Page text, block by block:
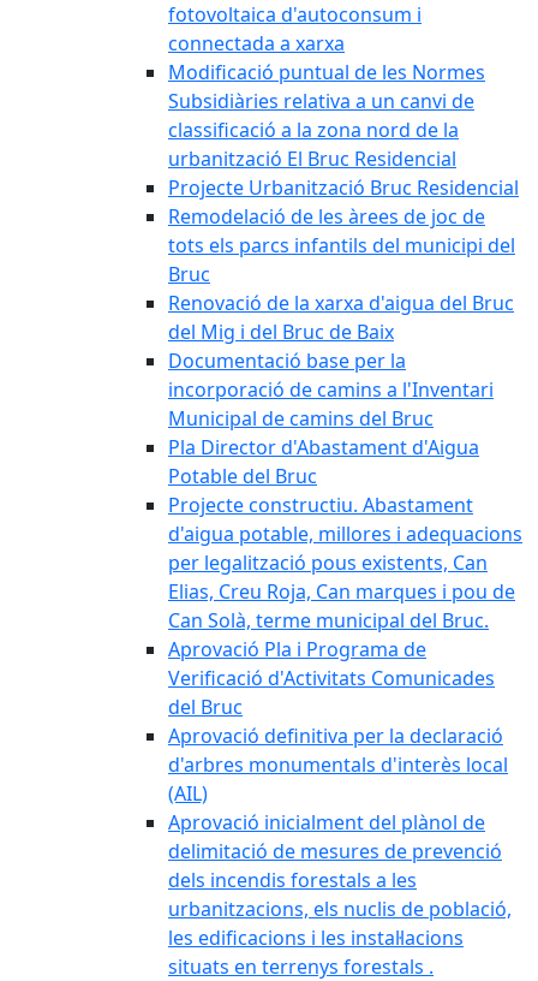
fotovoltaica d'autoconsum i
connectada a xarxa
Modificació puntual de les Normes
Subsidiàries relativa a un canvi de
classificació a la zona nord de la
urbanització El Bruc Residencial
Projecte Urbanització Bruc Residencial
Remodelació de les àrees de joc de
tots els parcs infantils del municipi del
Bruc
Renovació de la xarxa d'aigua del Bruc
del Mig i del Bruc de Baix
Documentació base per la
incorporació de camins a l'Inventari
Municipal de camins del Bruc
Pla Director d'Abastament d'Aigua
Potable del Bruc
Projecte constructiu. Abastament
d'aigua potable, millores i adequacions
per legalització pous existents, Can
Elias, Creu Roja, Can marques i pou de
Can Solà, terme municipal del Bruc.
Aprovació Pla i Programa de
Verificació d'Activitats Comunicades
del Bruc
Aprovació definitiva per la declaració
d'arbres monumentals d'interès local
(AIL)
Aprovació inicialment del plànol de
delimitació de mesures de prevenció
dels incendis forestals a les
urbanitzacions, els nuclis de població,
les edificacions i les instal·lacions
situats en terrenys forestals .